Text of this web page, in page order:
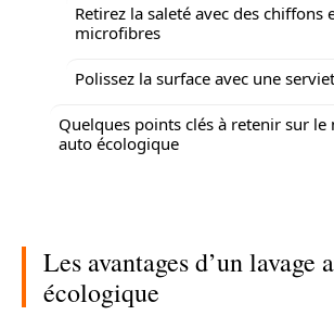
Retirez la saleté avec des chiffons
microfibres
Polissez la surface avec une
Quelques points clés à retenir sur le
auto écologique
Les avantages d’un lavage
écologique